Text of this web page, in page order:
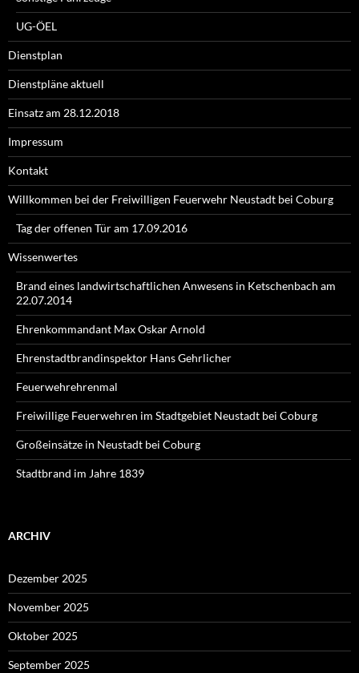
UG-ÖEL
Dienstplan
Dienstpläne aktuell
Einsatz am 28.12.2018
Impressum
Kontakt
Willkommen bei der Freiwilligen Feuerwehr Neustadt bei Coburg
Tag der offenen Tür am 17.09.2016
Wissenwertes
Brand eines landwirtschaftlichen Anwesens in Ketschenbach am
22.07.2014
Ehrenkommandant Max Oskar Arnold
Ehrenstadtbrandinspektor Hans Gehrlicher
Feuerwehrehrenmal
Freiwillige Feuerwehren im Stadtgebiet Neustadt bei Coburg
Großeinsätze in Neustadt bei Coburg
Stadtbrand im Jahre 1839
ARCHIV
Dezember 2025
November 2025
Oktober 2025
September 2025